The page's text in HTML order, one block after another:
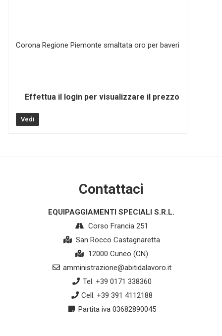
Corona Regione Piemonte smaltata oro per baveri
Effettua il login per visualizzare il prezzo
Vedi
Contattaci
EQUIPAGGIAMENTI SPECIALI S.R.L.
Corso Francia 251
San Rocco Castagnaretta
12000 Cuneo (CN)
amministrazione@abitidalavoro.it
Tel. +39 0171 338360
Cell. +39 391 4112188
Partita iva 03682890045